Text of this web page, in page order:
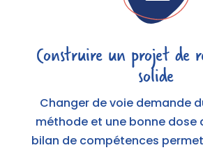
Construire un projet de
solide
Changer de voie demande
méthode et une bonne dose
bilan de compétences